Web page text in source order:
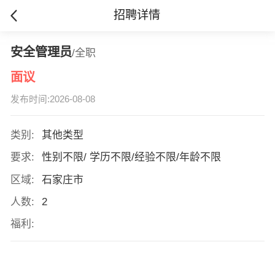
招聘详情
安全管理员/全职
面议
发布时间:2026-08-08
类别:
其他类型
要求:
性别不限/ 学历不限/经验不限/年龄不限
区域:
石家庄市
人数:
2
福利: